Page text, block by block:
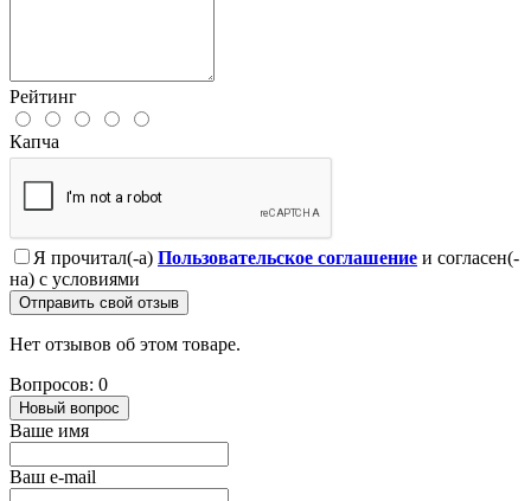
Рейтинг
Капча
Я прочитал(-а) Пользовательское соглашение и согласен(-
на) с условиями
Отправить свой отзыв
Нет отзывов об этом товаре.
Вопросов: 0
Новый вопрос
Ваше имя
Ваш e-mail